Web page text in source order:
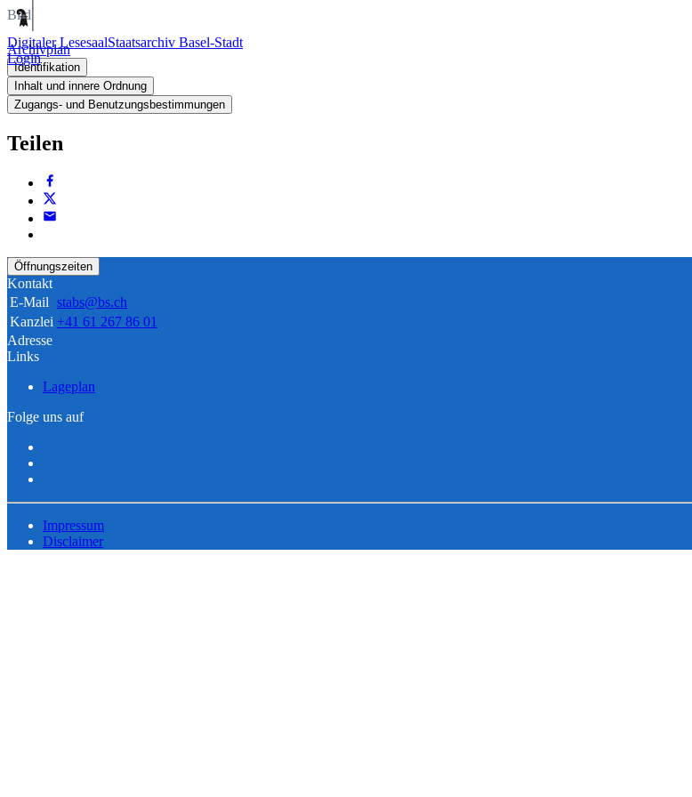
Digitaler LesesaalStaatsarchiv Basel-Stadt
Login
Bild
Archivplan
Identifikation
Inhalt und innere Ordnung
Zugangs- und Benutzungsbestimmungen
Teilen
Öffnungszeiten
Kontakt
E-Mail stabs@bs.ch
Kanzlei +41 61 267 86 01
Adresse
Links
Lageplan
Folge uns auf
Impressum
Disclaimer